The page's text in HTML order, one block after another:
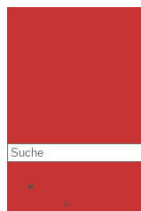
Suche